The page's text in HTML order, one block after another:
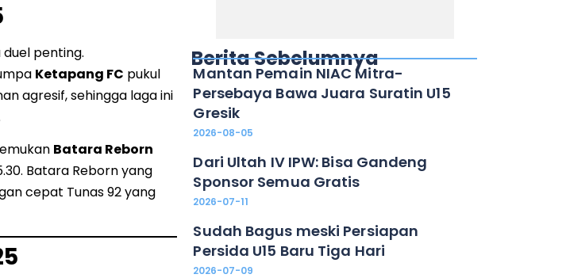
penting.
Ketapang FC pukul
agresif, sehingga laga ini
Batara Reborn
Batara Reborn yang
cepat Tunas 92 yang
Berita Sebelumnya
Mantan Pemain NIAC Mitra-
Persebaya Bawa Juara Suratin U15
Gresik
2026-08-05
Dari Ultah IV IPW: Bisa Gandeng
Sponsor Semua Gratis
2026-07-11
Sudah Bagus meski Persiapan
Persida U15 Baru Tiga Hari
2026-07-09